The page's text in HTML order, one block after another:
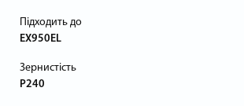
Підходить до
EX950EL
Зернистість
P240